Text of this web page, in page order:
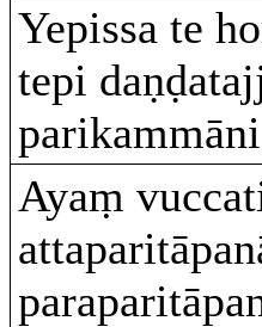
Yepissa te
tepi
Ayaṃ